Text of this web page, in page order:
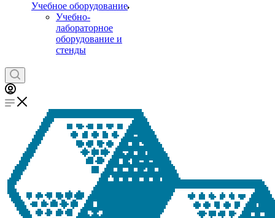
Учебное оборудование
Учебно-
лабораторное
оборудование и
стенды